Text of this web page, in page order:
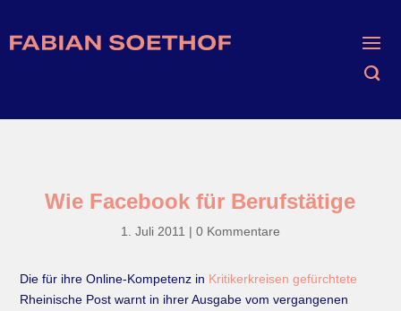
Wie Facebook für Berufstätige
1. Juli 2011 | 0 Kommentare
Die für ihre Online-Kompetenz in Kritikerkreisen gefürchtete
Rheinische Post warnt in ihrer Ausgabe vom vergangenen